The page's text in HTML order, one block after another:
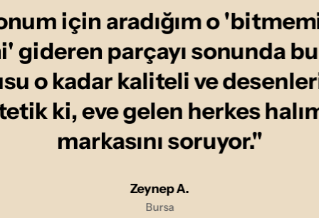
için aradığım o
gideren parçayı sonunda
o kadar kaliteli ve
ki, eve gelen herkes
markasını soruyor."
Zeynep A.
Bursa